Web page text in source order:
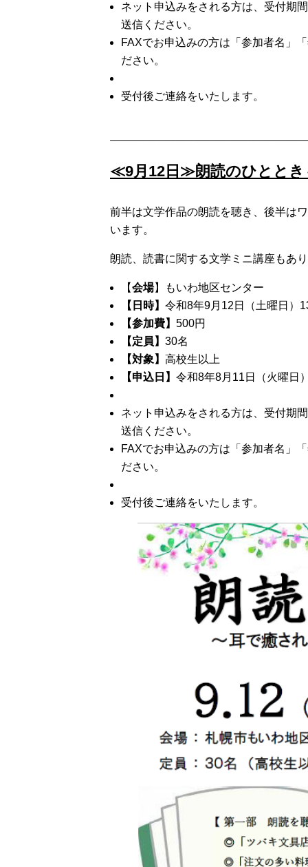
ネット申込みをされる方は、受付期
送信ください。
FAXでお申込みの方は「参加者名」
ださい。
受付後ご連絡をいたします。
≪9月12日≫朗読のひととき
前半は文学作品の朗読を聴き、後半は
います。
朗読、読書に関する文学ミニ講座もあ
【会場】もいわ地区センター
【日時】 令和8年9月12日（土曜日）
【参加費】 500円
【定員】 30名
【対象】 高校生以上
【申込日】 令和8年8月11日（火曜日
ネット申込みをされる方は、受付期
送信ください。
FAXでお申込みの方は「参加者名」
ださい。
受付後ご連絡をいたします。